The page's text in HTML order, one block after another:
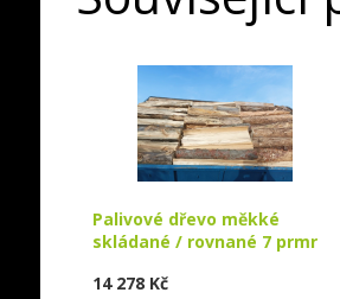
Palivové dřevo měkké
skládané / rovnané 7 prmr
14 278 Kč